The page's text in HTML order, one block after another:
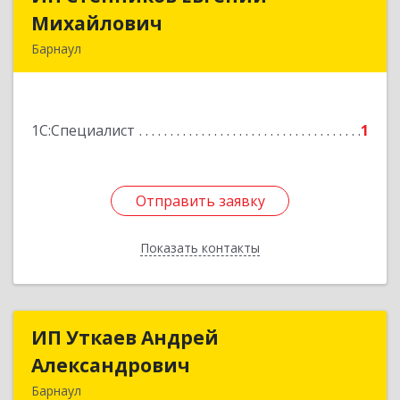
Михайлович
Барнаул
1С:Специалист 1
Отправить заявку
Показать контакты
Подробнее
Отправить заявку
Назад
ИП Уткаев Андрей
Александрович
Барнаул
ИП Уткаев Андрей